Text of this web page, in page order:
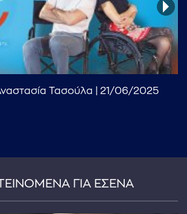
Τασούλα | 21/06/2025
ΓΙΑ ΕΣΕΝΑ